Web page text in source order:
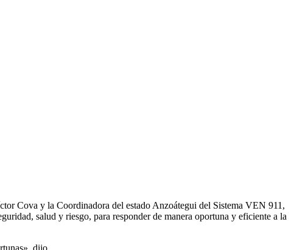
Cova y la Coordinadora del estado Anzoátegui del Sistema VEN 911,
salud y riesgo, para responder de manera oportuna y eficiente a la